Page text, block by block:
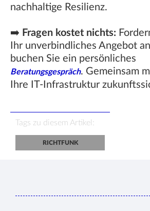
nachhaltige Resilienz.
➡️ Fragen kostet nichts:
Ihr unverbindliches Angebot
buchen Sie ein persönliches
Beratungsgespräch. Gemeinsam
Ihre IT-Infrastruktur
Tags zu diesem Artikel:
RICHTFUNK